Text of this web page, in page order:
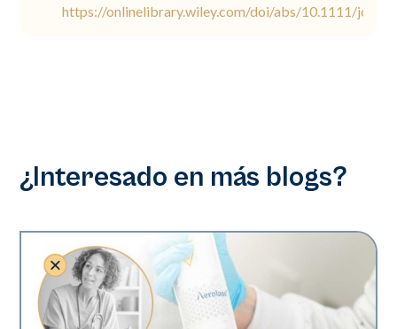
https://onlinelibrary.wiley.com/doi/abs/10.1111/
¿Interesado en más blogs?